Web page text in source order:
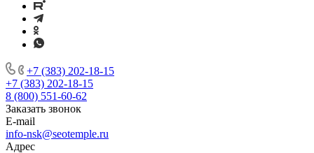
+7 (383) 202-18-15
+7 (383) 202-18-15
8 (800) 551-60-62
Заказать звонок
E-mail
info-nsk@seotemple.ru
Адрес